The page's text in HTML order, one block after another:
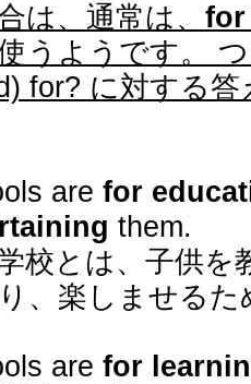
は、通常は、 for
うようです。
for? に対する
are for
them.
とは、子供を
、楽しませる
are for